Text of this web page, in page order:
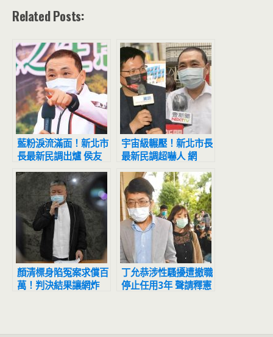
Related Posts:
藍粉淚流滿面！新北市
長最新民調出爐 侯友
宜超震撼
宇宙級輾壓！新北市長
最新民調超嚇人 網
驚：滅亡計畫開始
顏清標身陷冤案求償百
萬！判決結果讓網炸
丁允恭涉性騷擾遭撤職
停止任用3年 聲請釋憲